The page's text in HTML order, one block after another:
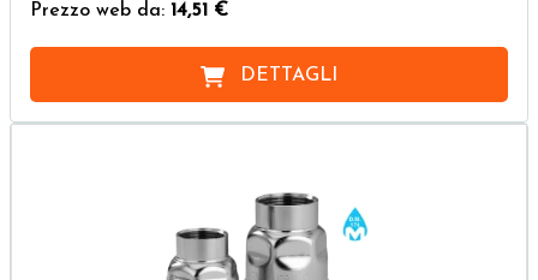
Prezzo web da: 14,51 €
DETTAGLI